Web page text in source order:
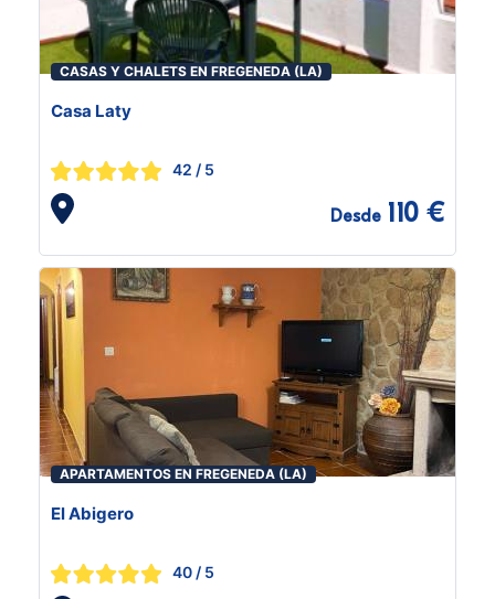
CASAS Y CHALETS EN FREGENEDA (LA)
Casa Laty
42 / 5
Desde 110 €
APARTAMENTOS EN FREGENEDA (LA)
El Abigero
40 / 5